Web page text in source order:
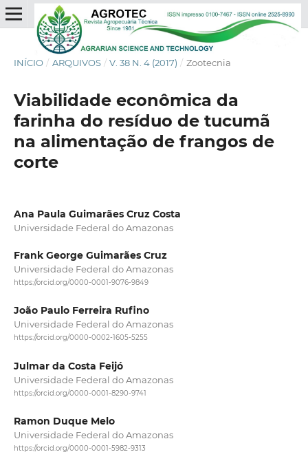
INÍCIO / ARQUIVOS / V. 38 N. 4 (2017) / Zootecnia
Viabilidade econômica da
farinha do resíduo de tucumã
na alimentação de frangos de
corte
Ana Paula Guimarães Cruz Costa
Universidade Federal do Amazonas
Frank George Guimarães Cruz
Universidade Federal do Amazonas
https://orcid.org/0000-0001-9076-9849
João Paulo Ferreira Rufino
Universidade Federal do Amazonas
https://orcid.org/0000-0002-1605-5255
Julmar da Costa Feijó
Universidade Federal do Amazonas
https://orcid.org/0000-0001-8290-9741
Ramon Duque Melo
Universidade Federal do Amazonas
https://orcid.org/0000-0001-5982-9313